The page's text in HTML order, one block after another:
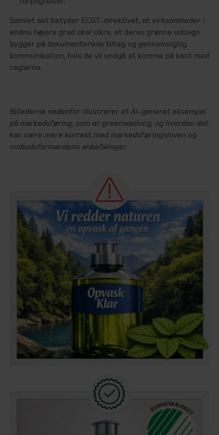
Samlet set betyder ECGT-direktivet, at virksomheder i
endnu højere grad skal sikre, at deres grønne udsagn
bygger på dokumenterede tiltag og gennemsigtig
kommunikation, hvis de vil undgå at komme på kant med
reglerne.
Billederne nedenfor illustrerer et AI-generet eksempel
på markedsføring, som er greenwashing, og hvordan det
kan være mere korrekt med markedsføringsloven og
ombudsformandens anbefalinger.